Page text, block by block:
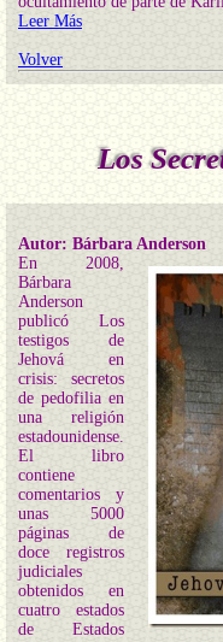
Leer Más
Volver
Los
Autor: Bárbara Anderson
En 2008,
Bárbara
Anderson
publicó Los
testigos de
Jehová en
crisis: secretos
de pedofilia en
una religión
estadounidense.
El libro
contiene
comentarios y
unas 5000
páginas de
doce registros
judiciales
obtenidos en
cuatro estados
de Estados